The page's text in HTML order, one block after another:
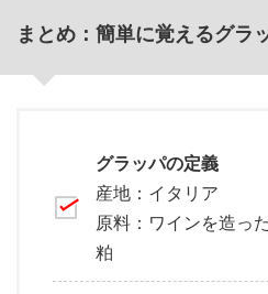
まとめ：簡単に覚えるグラ
グラッパの定義
産地：イタリア
原料：ワインを造っ
粕